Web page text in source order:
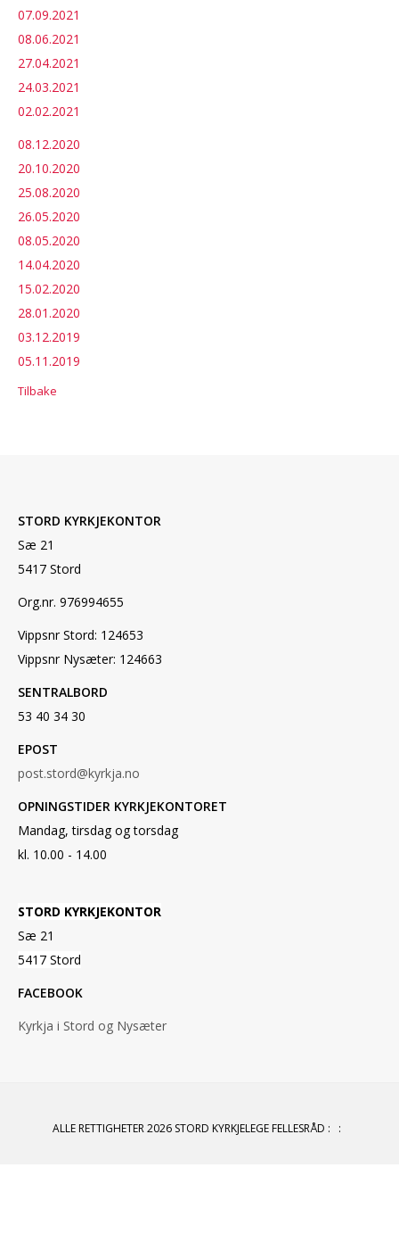
07.09.2021
08.06.2021
27.04.2021
24.03.2021
02.02.2021
08.12.2020
20.10.2020
25.08.2020
26.05.2020
08.05.2020
14.04.2020
15.02.2020
28.01.2020
03.12.2019
05.11.2019
Tilbake
STORD KYRKJEKONTOR
Sæ 21
5417 Stord
Org.nr. 976994655
Vippsnr Stord: 124653
Vippsnr Nysæter: 124663
SENTRALBORD
53 40 34 30
EPOST
post.stord@kyrkja.no
OPNINGSTIDER KYRKJEKONTORET
Mandag, tirsdag og torsdag
kl. 10.00 - 14.00
STORD KYRKJEKONTOR
Sæ 21
5417 Stord
FACEBOOK
Kyrkja i Stord og Nysæter
ALLE RETTIGHETER 2026 STORD KYRKJELEGE FELLESRÅD : :